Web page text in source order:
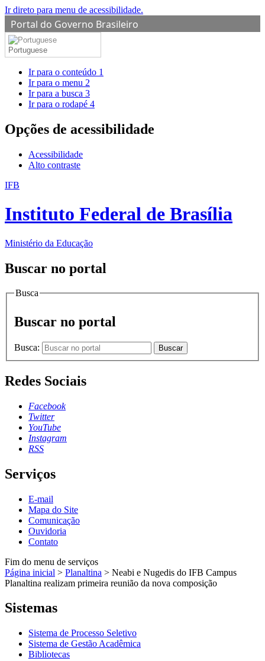
Ir direto para menu de acessibilidade.
Portal do Governo Brasileiro
Portuguese
Ir para o conteúdo 1
Ir para o menu 2
Ir para a busca 3
Ir para o rodapé 4
Opções de acessibilidade
Acessibilidade
Alto contraste
IFB
Instituto Federal de Brasília
Ministério da Educação
Buscar no portal
Busca
Buscar no portal
Busca: Buscar
Redes Sociais
Facebook
Twitter
YouTube
Instagram
RSS
Serviços
E-mail
Mapa do Site
Comunicação
Ouvidoria
Contato
Fim do menu de serviços
Página inicial > Planaltina > Neabi e Nugedis do IFB Campus
Planaltina realizam primeira reunião da nova composição
Sistemas
Sistema de Processo Seletivo
Sistema de Gestão Acadêmica
Bibliotecas